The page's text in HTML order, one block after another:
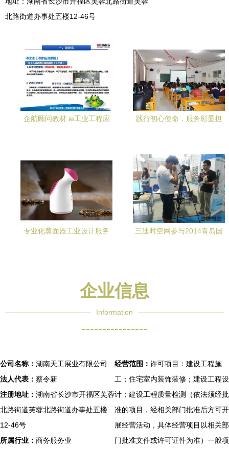
北路街道办事处五楼12-46号
企航顾问教材 ie工业工程应
践行初心使命，服务彰显担
专业化蒸面器工业设计服务
三迪时空网参与2014青岛国
企业信息
Information
----------------
公司名称： 湖南天工展业有限公司
法人代表： 蔡令新
注册地址： 湖南省长沙市开福区芙蓉
北路街道芙蓉北路街道办事处五楼
12-46号
所属行业： 商务服务业
经营范围： 许可项目：建设工程施
工；住宅室内装饰装修；建设工程设
计；建设工程质量检测（依法须经批
准的项目，经相关部门批准后方可开
展经营活动，具体经营项目以相关部
门批准文件或许可证件为准）一般项